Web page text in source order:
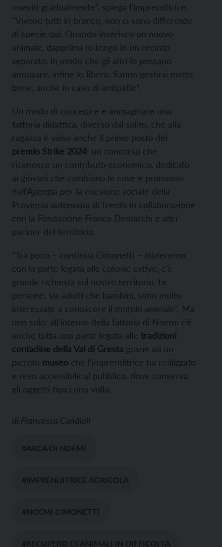
inseriti gradualmente”, spiega l’imprenditrice.
“Vivono tutti in branco, non ci sono differenze
di specie qui. Quando inserisco un nuovo
animale, dapprima lo tengo in un recinto
separato, in modo che gli altri lo possano
annusare, infine lo libero. Sanno gestirsi molto
bene, anche in caso di antipatie”.
Un modo di concepire e immaginare una
fattoria didattica, diverso dal solito, che alla
ragazza è valso anche il primo posto del
premio Strike 2024: un concorso che
riconosce un contributo economico, dedicato
ai giovani che cambiano le cose e promosso
dall’Agenzia per la coesione sociale della
Provincia autonoma di Trento in collaborazione
con la Fondazione Franco Demarchi e altri
partner del territorio.
“Tra poco – continua Cimonetti – inizieremo
con la parte legata alle colonie estive, c’è
grande richiesta sul nostro territorio. Le
persone, sia adulti che bambini, sono molto
interessate a conoscere il mondo animale”. Ma
non solo: all’interno della fattoria di Noemi c’è
anche tutta una parte legata alle tradizioni
contadine della Val di Gresta grazie ad un
piccolo museo che l’imprenditrice ha realizzato
e reso accessibile al pubblico, dove conserva
gli oggetti tipici una volta.
di Francesca Candioli
#ARCA DI NOEMI
#IMPRENDITRICE AGRICOLA
#NOEMI CIMONETTI
#RECUPERO DI ANIMALI IN DIFFICOLTÀ